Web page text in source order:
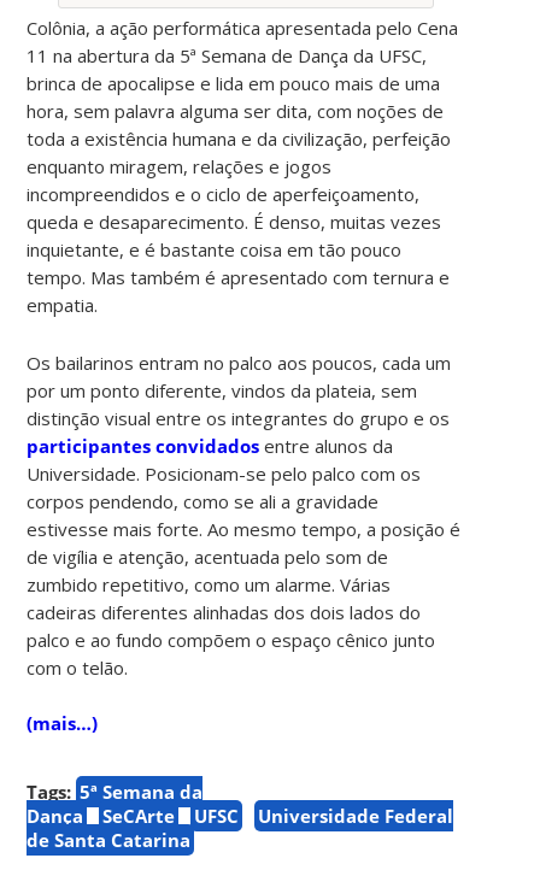
Colônia, a ação performática apresentada pelo Cena
11 na abertura da 5ª Semana de Dança da UFSC,
brinca de apocalipse e lida em pouco mais de uma
hora, sem palavra alguma ser dita, com noções de
toda a existência humana e da civilização, perfeição
enquanto miragem, relações e jogos
incompreendidos e o ciclo de aperfeiçoamento,
queda e desaparecimento. É denso, muitas vezes
inquietante, e é bastante coisa em tão pouco
tempo. Mas também é apresentado com ternura e
empatia.
Os bailarinos entram no palco aos poucos, cada um
por um ponto diferente, vindos da plateia, sem
distinção visual entre os integrantes do grupo e os
participantes convidados entre alunos da
Universidade. Posicionam-se pelo palco com os
corpos pendendo, como se ali a gravidade
estivesse mais forte. Ao mesmo tempo, a posição é
de vigília e atenção, acentuada pelo som de
zumbido repetitivo, como um alarme. Várias
cadeiras diferentes alinhadas dos dois lados do
palco e ao fundo compõem o espaço cênico junto
com o telão.
(mais…)
Tags: 5ª Semana da
Dança
SeCArte UFSC
Universidade Federal
de Santa Catarina